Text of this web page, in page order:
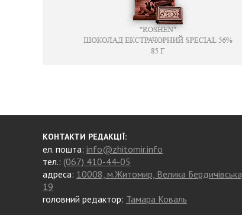
КОНТАКТИ РЕДАКЦІЇ:
ел. пошта: info@zhitomir.info
тел.: (067) 410-44-05
адреса: 10008, м.Житомир, Велика Бердичівська,
19
головний редактор: Тамара Коваль